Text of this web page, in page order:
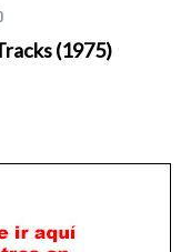
(1975)